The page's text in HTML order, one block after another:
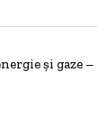
și gaze –